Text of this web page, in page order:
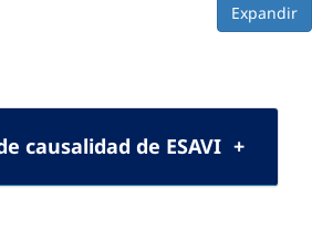
Expandir
causalidad de ESAVI